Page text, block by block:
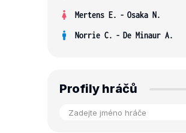
Mertens E. - Osaka N.
Norrie C. - De Minaur A.
Profily hráčů